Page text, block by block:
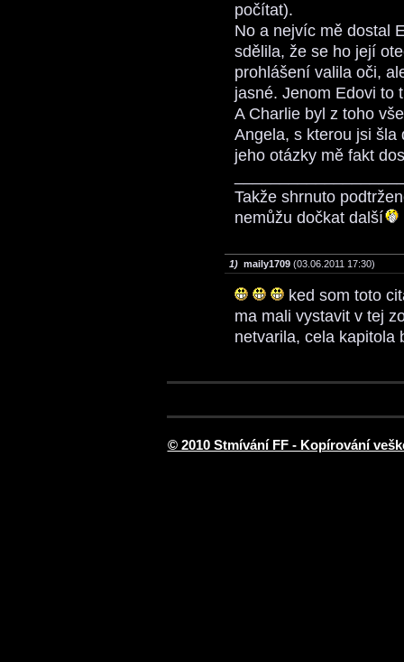
počítat).
No a nejvíc mě dostal
sdělila, že se ho její
prohlášení valila oči,
jasné. Jenom Edovi to
A Charlie byl z toho
Angela, s kterou jsi šla
jeho otázky mě fakt
Takže shrnuto
nemůžu dočkat další
1) maily1709 (03.06.2011 17:30)
ked som toto
ma mali vystavit v tej
netvarila, cela kapitola
© 2010 Stmívání FF - Kopírování